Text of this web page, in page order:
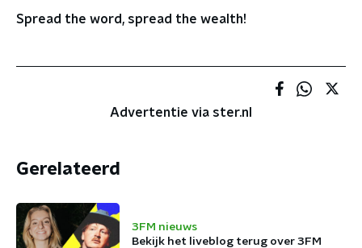
Spread the word, spread the wealth!
Advertentie via ster.nl
Gerelateerd
3FM nieuws
Bekijk het liveblog terug over 3FM